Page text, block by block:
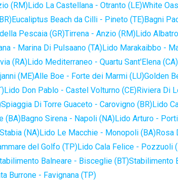
(RM)Lido La Castellana - Otranto (LE)White
Eucaliptus Beach da Cilli - Pineto (TE)Bagni
Pescaia (GR)Tirrena - Anzio (RM)Lido
- Marina Di Pulsaano (TA)Lido Marakaibbo -
(RA)Lido Mediterraneo - Quartu Sant'Elena (CA)
(ME)Alle Boe - Forte dei Marmi (LU)Golden
Lido Don Pablo - Castel Volturno (CE)Riviera Di
Spiaggia Di Torre Guaceto - Carovigno (BR)Lido
(BA)Bagno Sirena - Napoli (NA)Lido Arturo -
(NA)Lido Le Macchie - Monopoli (BA)Rosa
del Golfo (TP)Lido Cala Felice - Pozzuoli
Balneare - Bisceglie (BT)Stabilimento
Burrone - Favignana (TP)